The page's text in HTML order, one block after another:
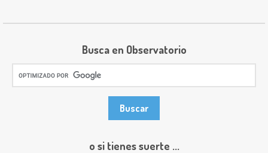
Busca en Observatorio
o si tienes suerte ...